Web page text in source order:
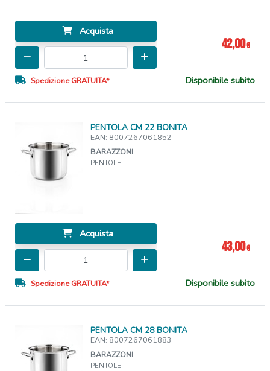
Acquista
42,00€
Spedizione GRATUITA* Disponibile subito
PENTOLA CM 22 BONITA
EAN: 8007267061852
BARAZZONI
PENTOLE
Acquista
43,00€
Spedizione GRATUITA* Disponibile subito
PENTOLA CM 28 BONITA
EAN: 8007267061883
BARAZZONI
PENTOLE